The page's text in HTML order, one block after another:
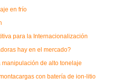
en frío
para la Internacionalización
hay en el mercado?
de alto tonelaje
con batería de ion-litio